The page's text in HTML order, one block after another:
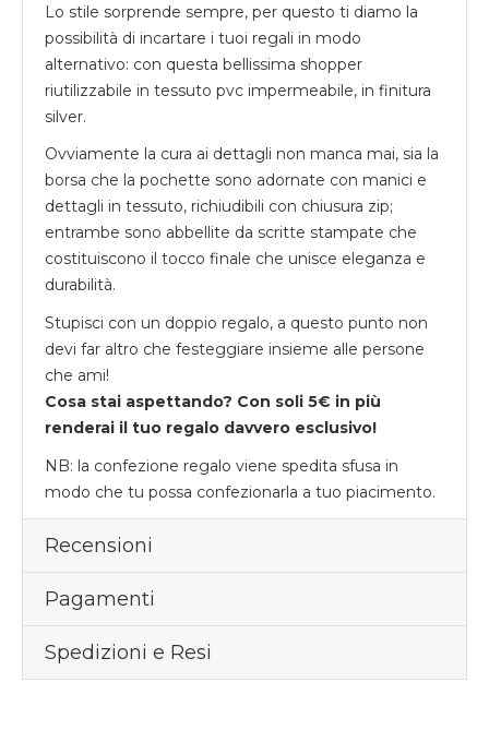
Lo stile sorprende sempre, per questo ti diamo la
possibilità di incartare i tuoi regali in modo
alternativo: con questa bellissima shopper
riutilizzabile in tessuto pvc impermeabile, in finitura
silver.
Ovviamente la cura ai dettagli non manca mai, sia la
borsa che la pochette sono adornate con manici e
dettagli in tessuto, richiudibili con chiusura zip;
entrambe sono abbellite da scritte stampate che
costituiscono il tocco finale che unisce eleganza e
durabilità.
Stupisci con un doppio regalo, a questo punto non
devi far altro che festeggiare insieme alle persone
che ami!
Cosa stai aspettando? Con soli 5€ in più
renderai il tuo regalo davvero esclusivo!
NB: la confezione regalo viene spedita sfusa in
modo che tu possa confezionarla a tuo piacimento.
Recensioni
Pagamenti
Spedizioni e Resi